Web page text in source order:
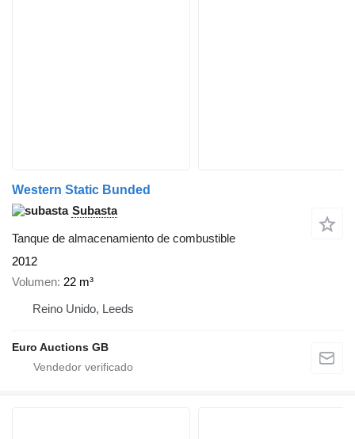
Western Static Bunded
Subasta
Tanque de almacenamiento de combustible
2012
Volumen 22 m³
Reino Unido, Leeds
Euro Auctions GB